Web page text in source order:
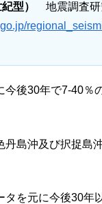
型）
地震調査研
今後30年で7-40％
丹島沖及び択捉島
タを元に今後30年